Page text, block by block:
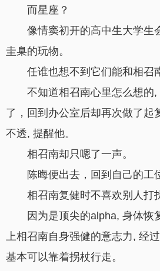
而星座？
像情窦初开的高中生大学生
圭臬的玩物。
任谁也想不到它们能和相召
不知道相召南心里怎么想的
了，回到办公室后却再次做了起
不透, 提醒他。
相召南却只嗯了一声。
陈晦便出去，回到自己的工
相召南复健时不喜欢别人打
因为是顶尖的alpha, 身体恢
上相召南自身强健的意志力, 经
基本可以靠着拐杖行走。